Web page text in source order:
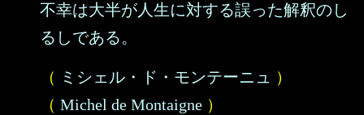
不幸は大半が人生に対する誤った解釈のし
るしである。
（ ミシェル・ド・モンテーニュ
）
（ Michel de Montaigne ）